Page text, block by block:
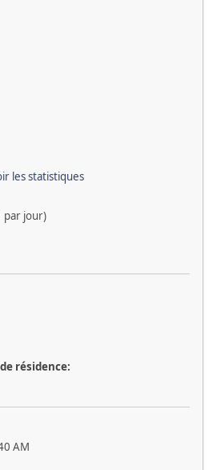
les statistiques
par jour)
résidence:
AM